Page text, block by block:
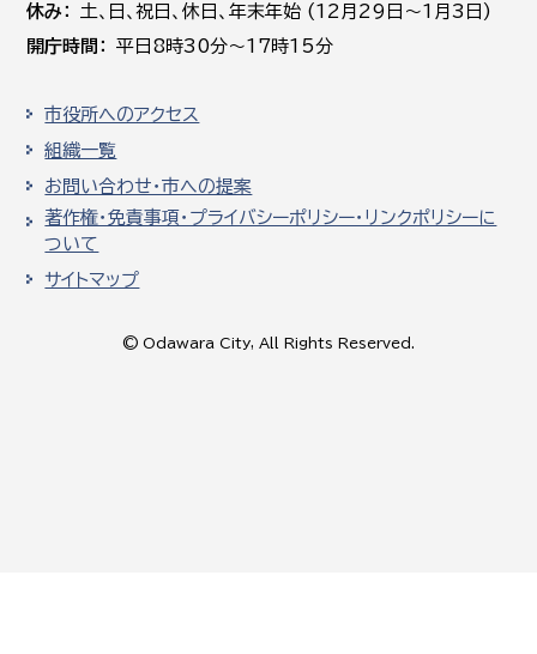
休み
土､日､祝日、休日、年末年始 (12月29日～1月3日)
開庁時間
平日8時30分～17時15分
市役所へのアクセス
組織一覧
お問い合わせ・市への提案
著作権・免責事項・プライバシーポリシー・リンクポリシーに
ついて
サイトマップ
© Odawara City, All Rights Reserved.